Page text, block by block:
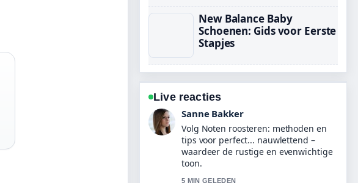
New Balance Baby
Schoenen: Gids voor Eerste
Stapjes
Live reacties
Daan Smit
Nuttige context bij Snowboard 2026
Olympische Spelen – programma
&#038;.... Houd deze live-updates
alsjeblieft gaande.
7 MIN GELEDEN